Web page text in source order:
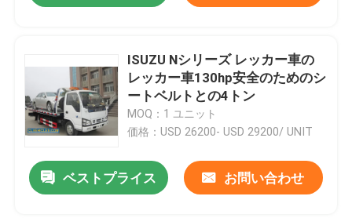
ISUZU Nシリーズ レッカー車の
レッカー車130hp安全のためのシ
ートベルトとの4トン
MOQ：1 ユニット
価格：USD 26200- USD 29200/ UNIT
ベストプライス お問い合わせ